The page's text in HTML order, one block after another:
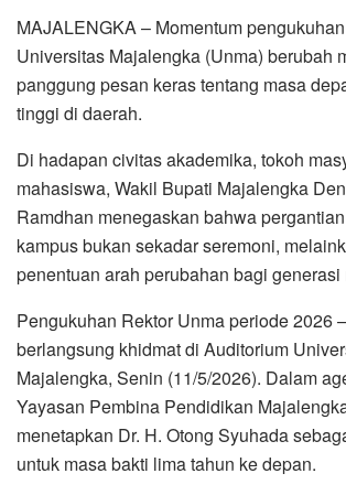
MAJALENGKA – Momentum
Universitas Majalengka (Unma) berubah
panggung pesan keras tentang masa
tinggi di daerah.
Di hadapan civitas akademika, tokoh
mahasiswa, Wakil Bupati Majalengka
Ramdhan menegaskan bahwa
kampus bukan sekadar seremoni,
penentuan arah perubahan bagi generasi
Pengukuhan Rektor Unma periode 2026
berlangsung khidmat di Auditorium
Majalengka, Senin (11/5/2026). Dalam
Yayasan Pembina Pendidikan
menetapkan Dr. H. Otong Syuhada
untuk masa bakti lima tahun ke depan.